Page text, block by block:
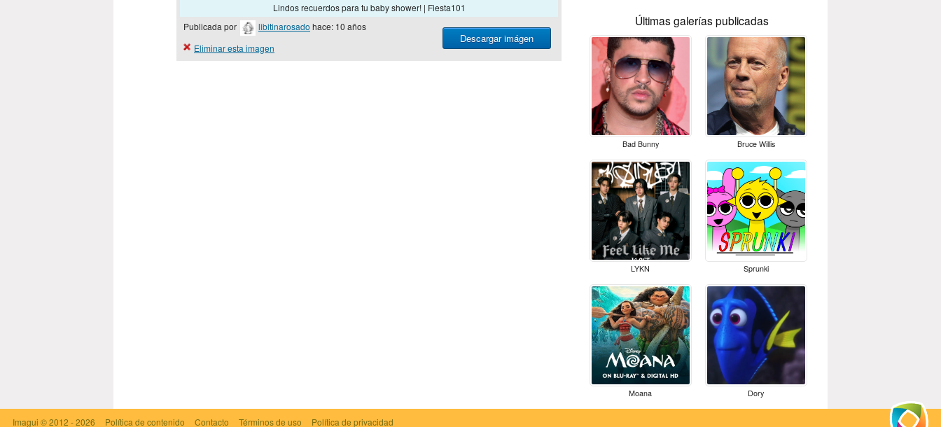
Lindos recuerdos para tu baby shower! | Fiesta101
Descargar imágen
Publicada por libitinarosado hace: 10 años
Eliminar esta imagen
Últimas galerías publicadas
Bad Bunny Bruce Willis
LYKN Sprunki
Moana Dory
Imagui © 2012 - 2026 Política de contenido Contacto Términos de uso Política de privacidad